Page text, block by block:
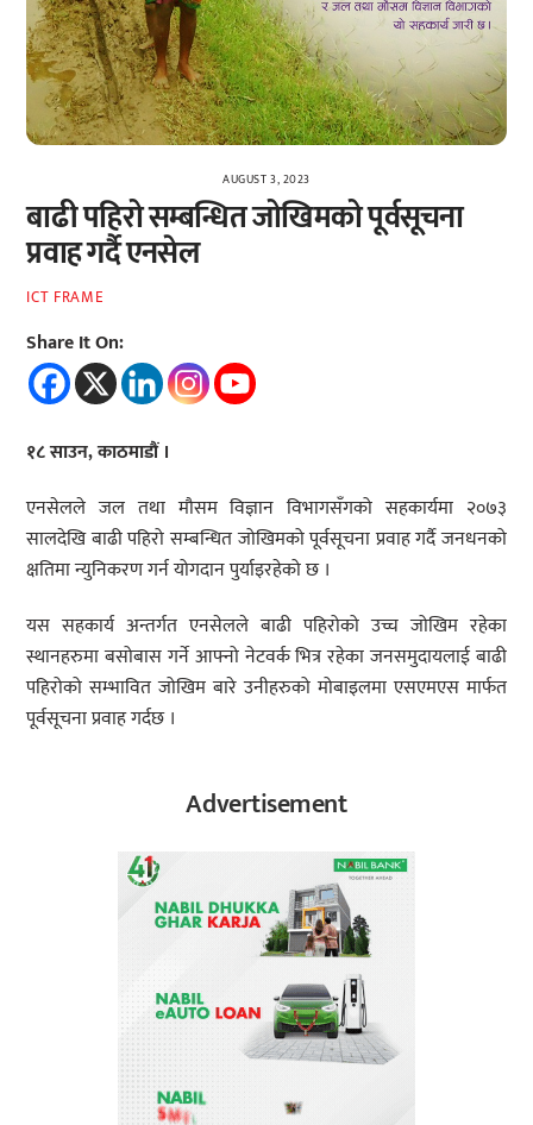
AUGUST 3, 2023
बाढी पहिरो सम्बन्धित जोखिमको पूर्वसूचना
प्रवाह गर्दै एनसेल
ICT FRAME
Share It On:
१८ साउन, काठमाडौं ।
एनसेलले जल तथा मौसम विज्ञान विभागसँगको सहकार्यमा २०७३
सालदेखि बाढी पहिरो सम्बन्धित जोखिमको पूर्वसूचना प्रवाह गर्दै जनधनको
क्षतिमा न्युनिकरण गर्न योगदान पुर्याइरहेको छ ।
यस सहकार्य अन्तर्गत एनसेलले बाढी पहिरोको उच्च जोखिम रहेका
स्थानहरुमा बसोबास गर्ने आफ्नो नेटवर्क भित्र रहेका जनसमुदायलाई बाढी
पहिरोको सम्भावित जोखिम बारे उनीहरुको मोबाइलमा एसएमएस मार्फत
पूर्वसूचना प्रवाह गर्दछ ।
Advertisement